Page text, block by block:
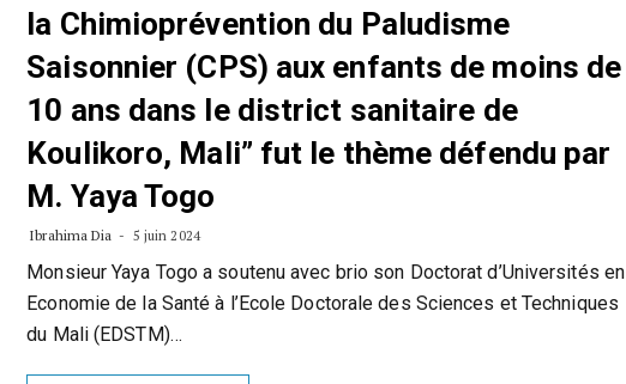
la Chimioprévention du Paludisme
Saisonnier (CPS) aux enfants de moins de
10 ans dans le district sanitaire de
Koulikoro, Mali” fut le thème défendu par
M. Yaya Togo
Ibrahima Dia 5 juin 2024
Monsieur Yaya Togo a soutenu avec brio son Doctorat d’Universités en
Economie de la Santé à l’Ecole Doctorale des Sciences et Techniques
du Mali (EDSTM)…